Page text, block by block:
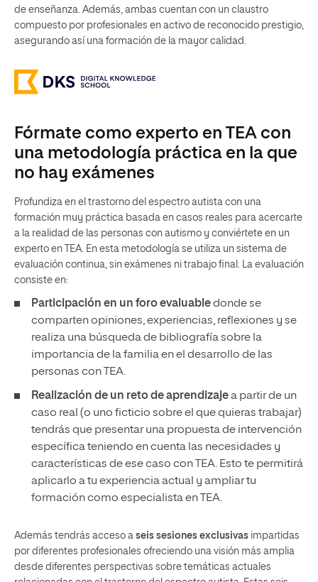
de enseñanza. Además, ambas cuentan con un claustro
compuesto por profesionales en activo de reconocido prestigio,
asegurando así una formación de la mayor calidad.
Fórmate como experto en TEA con
una metodología práctica en la que
no hay exámenes
Profundiza en el trastorno del espectro autista con una
formación muy práctica basada en casos reales para acercarte
a la realidad de las personas con autismo y conviértete en un
experto en TEA. En esta metodología se utiliza un sistema de
evaluación continua, sin exámenes ni trabajo final. La evaluación
consiste en:
Participación en un foro evaluabledonde se
comparten opiniones, experiencias, reflexiones y se
realiza una búsqueda de bibliografía sobre la
importancia de la familia en el desarrollo de las
personas con TEA.
Realización de un reto de aprendizajea partir de un
caso real (o uno ficticio sobre el que quieras trabajar)
tendrás que presentar una propuesta de intervención
específica teniendo en cuenta las necesidades y
características de ese caso con TEA. Esto te permitirá
aplicarlo a tu experiencia actual y ampliar tu
formación como especialista en TEA.
Además tendrás acceso a seis sesiones exclusivas impartidas
por diferentes profesionales ofreciendo una visión más amplia
desde diferentes perspectivas sobre temáticas actuales